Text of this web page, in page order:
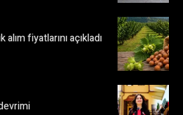
fiyatlarını açıkladı